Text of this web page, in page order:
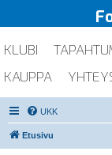
KLUBI
KAUPPA
UKK
Etusivu